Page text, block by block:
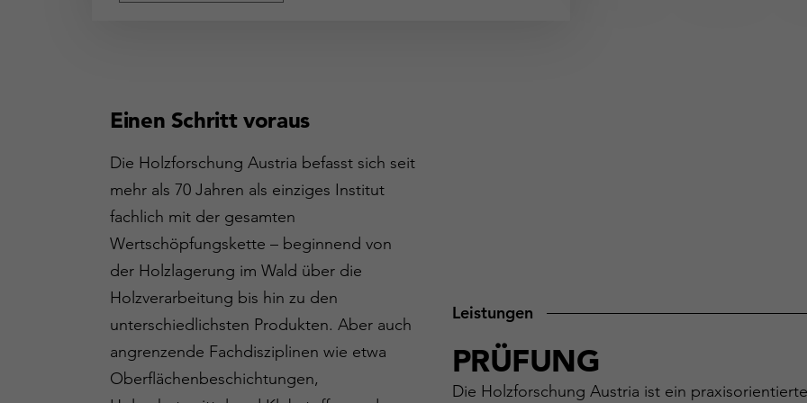
Einen Schritt voraus
Die Holzforschung Austria befasst sich seit
mehr als 70 Jahren als einziges Institut
fachlich mit der gesamten
Wertschöpfungskette – beginnend von
der Holzlagerung im Wald über die
Holzverarbeitung bis hin zu den
unterschiedlichsten Produkten. Aber auch
angrenzende Fachdisziplinen wie etwa
Oberflächenbeschichtungen,
Leistungen
PRÜFUNG
Die Holzforschung Austria ist ein